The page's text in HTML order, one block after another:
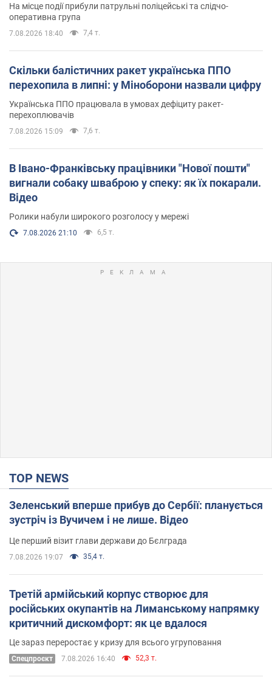
На місце події прибули патрульні поліцейські та слідчо-
оперативна група
7.08.2026 18:40 7,4 т.
Скільки балістичних ракет українська ППО
перехопила в липні: у Міноборони назвали цифру
Українська ППО працювала в умовах дефіциту ракет-
перехоплювачів
7.08.2026 15:09 7,6 т.
В Івано-Франківську працівники "Нової пошти"
вигнали собаку шваброю у спеку: як їх покарали.
Відео
Ролики набули широкого розголосу у мережі
7.08.2026 21:10 6,5 т.
TOP NEWS
Зеленський вперше прибув до Сербії: планується
зустріч із Вучичем і не лише. Відео
Це перший візит глави держави до Бєлграда
7.08.2026 19:07 35,4 т.
Третій армійський корпус створює для
російських окупантів на Лиманському напрямку
критичний дискомфорт: як це вдалося
Це зараз переростає у кризу для всього угруповання
Cпецпроєкт 7.08.2026 16:40 52,3 т.